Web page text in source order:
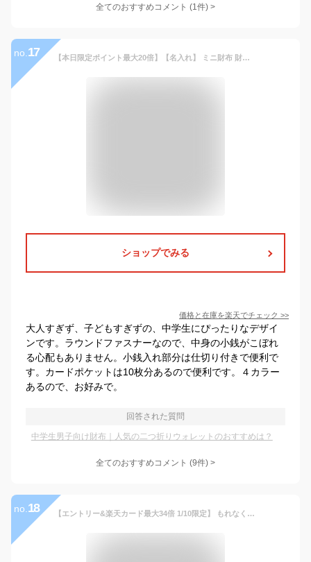
全てのおすすめコメント (1件) >
no. 17 【本日限定ポイント最大20倍】【名入れ】 ミニ財布 財布 二つ折り財布 メンズ 二つ折り コンパクト 黒 白 ホワイト ネイビー 個性的 人気 かっこいい 10代 20代 男子 男の子 中学生 高校生 子供 こども 合成皮革 入学祝い 折りたたみ財布 あす楽 プレゼント クリスマス
ショップでみる
価格と在庫を楽天でチェック >>
大人すぎず、子どもすぎずの、中学生にぴったりなデザイ
ンです。ラウンドファスナーなので、中身の小銭がこぼれ
る心配もありません。小銭入れ部分は仕切り付きで便利で
す。カードポケットは10枚分あるので便利です。４カラー
あるので、お好みで。
回答された質問
中学生男子向け財布｜人気の二つ折りウォレットのおすすめは？
全てのおすすめコメント (9件) >
no. 18 【エントリー&楽天カード最大34倍 1/10限定】 もれなくケアセット＋選べるノベルティ | ペッレモルビダ 財布 PELLE MORBIDA フラグメントケース 薄い Barca バルカ 小銭入れ 本革 コインケース カード ミニウォレット バイカラー メンズ レディース 日本製 BA324